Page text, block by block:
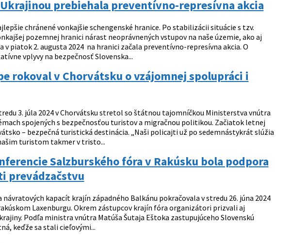
prebiehala preventívno-represívna akcia
chránené vonkajšie schengenské hranice. Po stabilizácii situácie s tzv.
pozemnej hranici nárast neoprávnených vstupov na naše územie, ako aj
v piatok 2. augusta 2024 na hranici začala preventívno-represívna akcia. O
vplyvy na bezpečnosť Slovenska...
rokoval v Chorvátsku o vzájomnej spolupráci i
3. júla 2024 v Chorvátsku stretol so štátnou tajomníčkou Ministerstva vnútra
spojených s bezpečnosťou turistov a migračnou politikou. Začiatok letnej
– bezpečná turistická destinácia. „Naši policajti už po sedemnástykrát slúžia
turistom takmer v tristo...
Salzburského fóra v Rakúsku bola podpora
prevádzačstvu
kapacít krajín západného Balkánu pokračovala v stredu 26. júna 2024
Laxenburgu. Okrem zástupcov krajín fóra organizátori prizvali aj
Podľa ministra vnútra Matúša Šutaja Eštoka zastupujúceho Slovenskú
keďže sa stali cieľovými...